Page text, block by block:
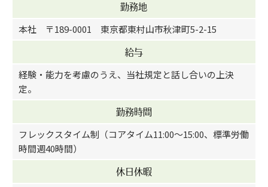
勤務地
本社 〒189-0001 東京都東村山市秋津町5-2-15
給与
経験・能力を考慮のうえ、当社規定と話し合いの上決
定。
勤務時間
フレックスタイム制（コアタイム11:00～15:00、標準労働
時間週40時間）
休日休暇